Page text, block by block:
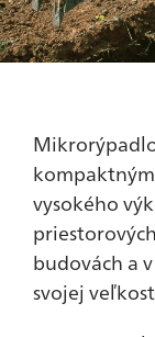
Mikrorýpadlo
vysokého
budovách a
svojej